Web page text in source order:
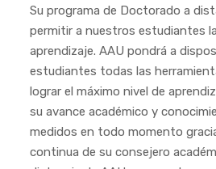
Su programa de Doctorado a
permitir a nuestros estudiantes
aprendizaje. AAU pondrá a
estudiantes todas las
lograr el máximo nivel de
su avance académico y
medidos en todo momento
continua de su consejero